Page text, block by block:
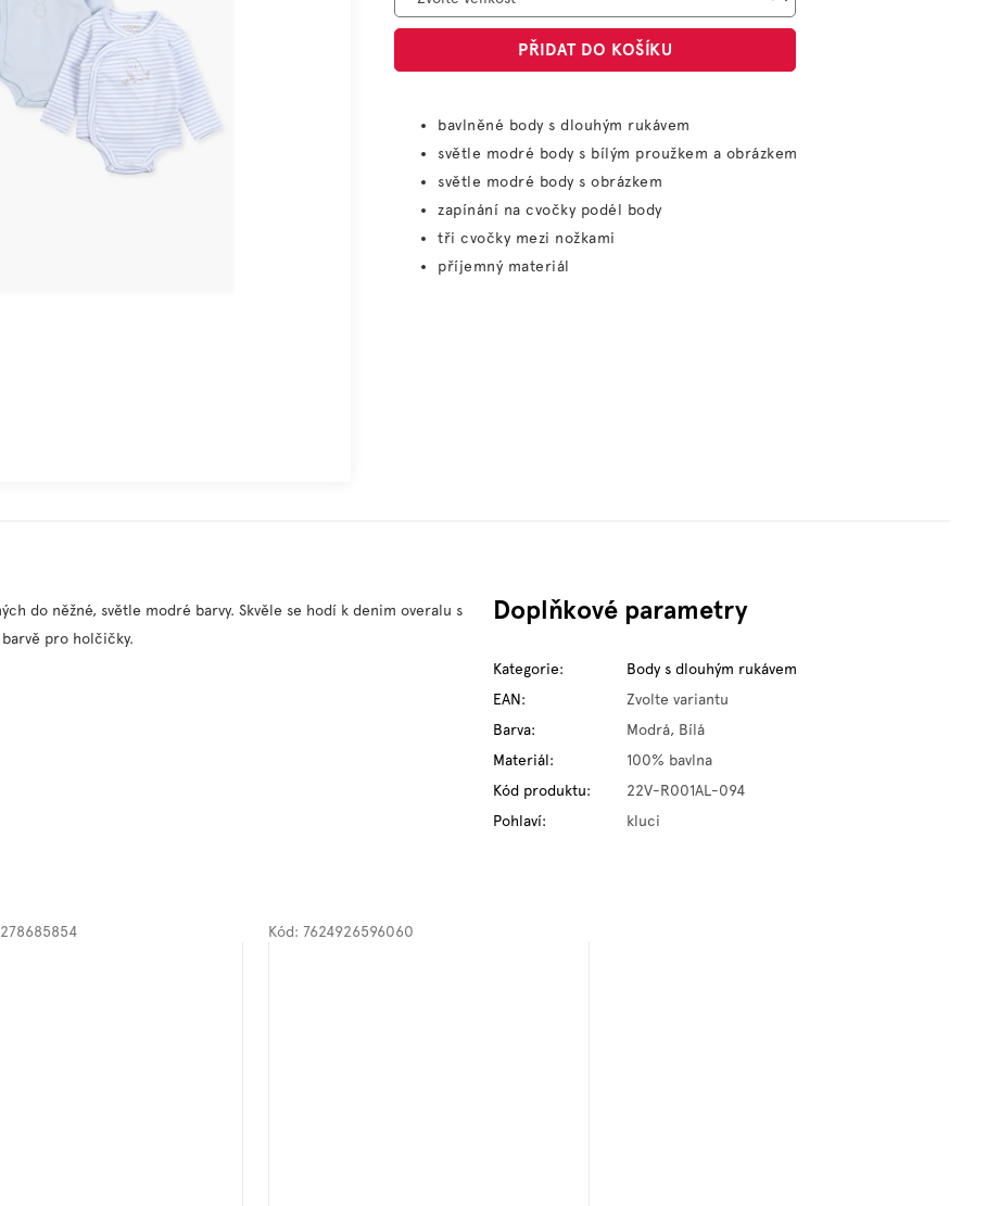
PŘIDAT DO KOŠÍKU
bavlněné body s dlouhým rukávem
světle modré body s bílým proužkem a obrázkem
světle modré body s obrázkem
zapínání na cvočky podél body
tři cvočky mezi nožkami
příjemný materiál
do něžné, světle modré barvy. Skvěle se hodí k denim overalu s
pro holčičky.
Doplňkové parametry
Kategorie:
Body s dlouhým rukávem
EAN:
Zvolte variantu
Barva:
Modrá, Bílá
Materiál:
100% bavlna
Kód produktu:
22V-R001AL-094
Pohlaví: kluci
Kód: 7624926596060